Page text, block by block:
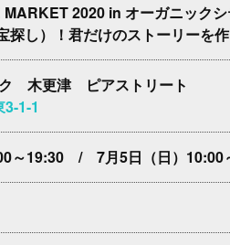
2020 in オーガニック
し）！君だけのストーリーを
ク 木更津 ピアストリート
1-1
～19:30 / 7月5日（日）10:00